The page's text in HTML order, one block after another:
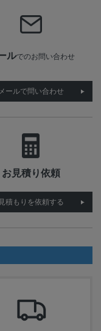
ルでのお問い合わせ
メールで問い合わせ
お見積り依頼
見積もりを依頼する